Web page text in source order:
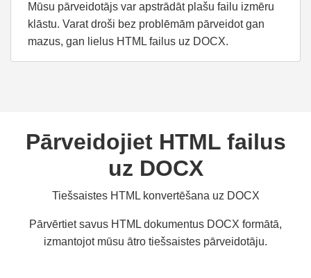
Mūsu pārveidotājs var apstrādāt plašu failu izmēru
klāstu. Varat droši bez problēmām pārveidot gan
mazus, gan lielus HTML failus uz DOCX.
Pārveidojiet HTML failus
uz DOCX
Tiešsaistes HTML konvertēšana uz DOCX
Pārvērtiet savus HTML dokumentus DOCX formātā,
izmantojot mūsu ātro tiešsaistes pārveidotāju.